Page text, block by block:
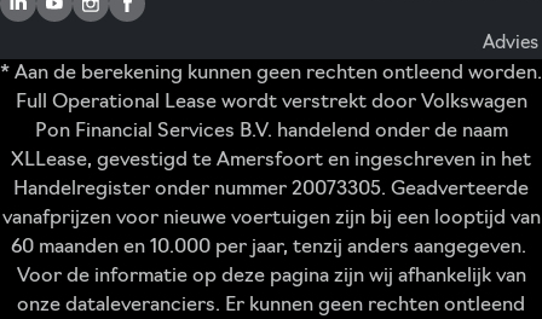
* Aan de berekening kunnen geen rechten ontleend worden.
Full Operational Lease wordt verstrekt door Volkswagen
Pon Financial Services B.V. handelend onder de naam
XLLease, gevestigd te Amersfoort en ingeschreven in het
Handelregister onder nummer 20073305. Geadverteerde
vanafprijzen voor nieuwe voertuigen zijn bij een looptijd van
60 maanden en 10.000 per jaar, tenzij anders aangegeven.
Voor de informatie op deze pagina zijn wij afhankelijk van
onze dataleveranciers. Er kunnen geen rechten ontleend